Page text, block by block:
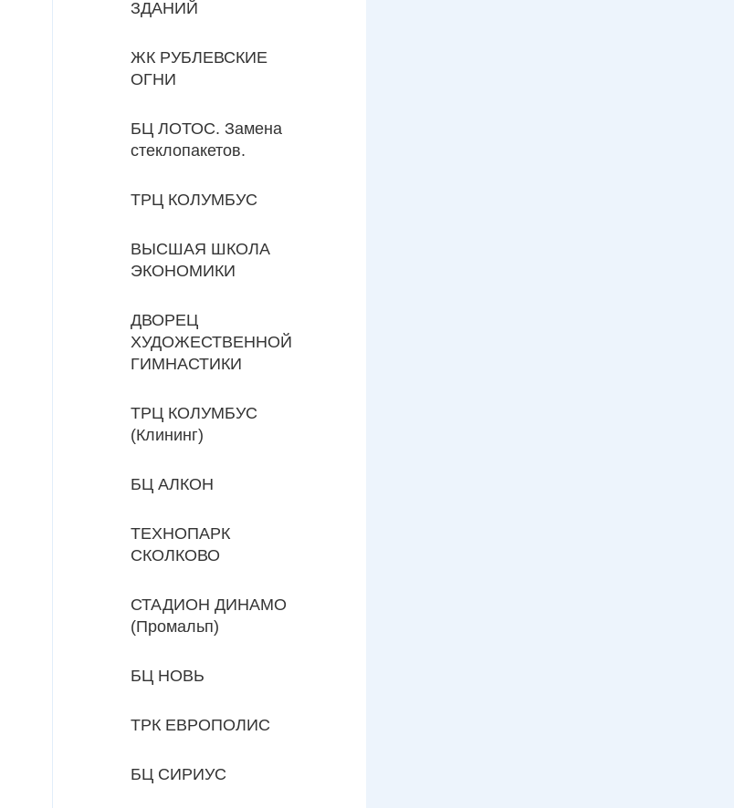
ЗДАНИЙ
ЖК РУБЛЕВСКИЕ
ОГНИ
БЦ ЛОТОС. Замена
стеклопакетов.
ТРЦ КОЛУМБУС
ВЫСШАЯ ШКОЛА
ЭКОНОМИКИ
ДВОРЕЦ
ХУДОЖЕСТВЕННОЙ
ГИМНАСТИКИ
ТРЦ КОЛУМБУС
(Клининг)
БЦ АЛКОН
ТЕХНОПАРК
СКОЛКОВО
СТАДИОН ДИНАМО
(Промальп)
БЦ НОВЬ
ТРК ЕВРОПОЛИС
БЦ СИРИУС